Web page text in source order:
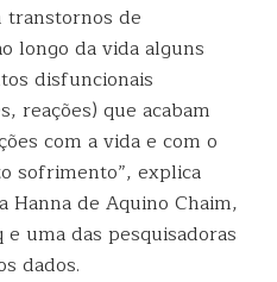
transtornos de
longo da vida alguns
disfuncionais
reações) que acabam
com a vida e com o
sofrimento”, explica
Hanna de Aquino Chaim,
uma das pesquisadoras
dados.